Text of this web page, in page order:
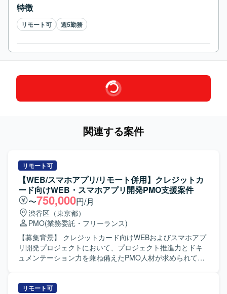
特徴
リモート可 週5勤務
関連する案件
リモート可
【WEB/スマホアプリ/リモート併用】クレジットカ
ード向けWEB・スマホアプリ開発PMO支援案件
〜750,000円/月
渋谷区（東京都）
PMO(業務委託・フリーランス)
【募集背景】 クレジットカード向けWEBおよびスマホアプ
リ開発プロジェクトにおいて、プロジェクト推進力とドキ
ュメンテーション力を兼ね備えたPMO人材が求められてい
ジェクト推進を行って頂きます。 クライアント内での仕様
リモート可